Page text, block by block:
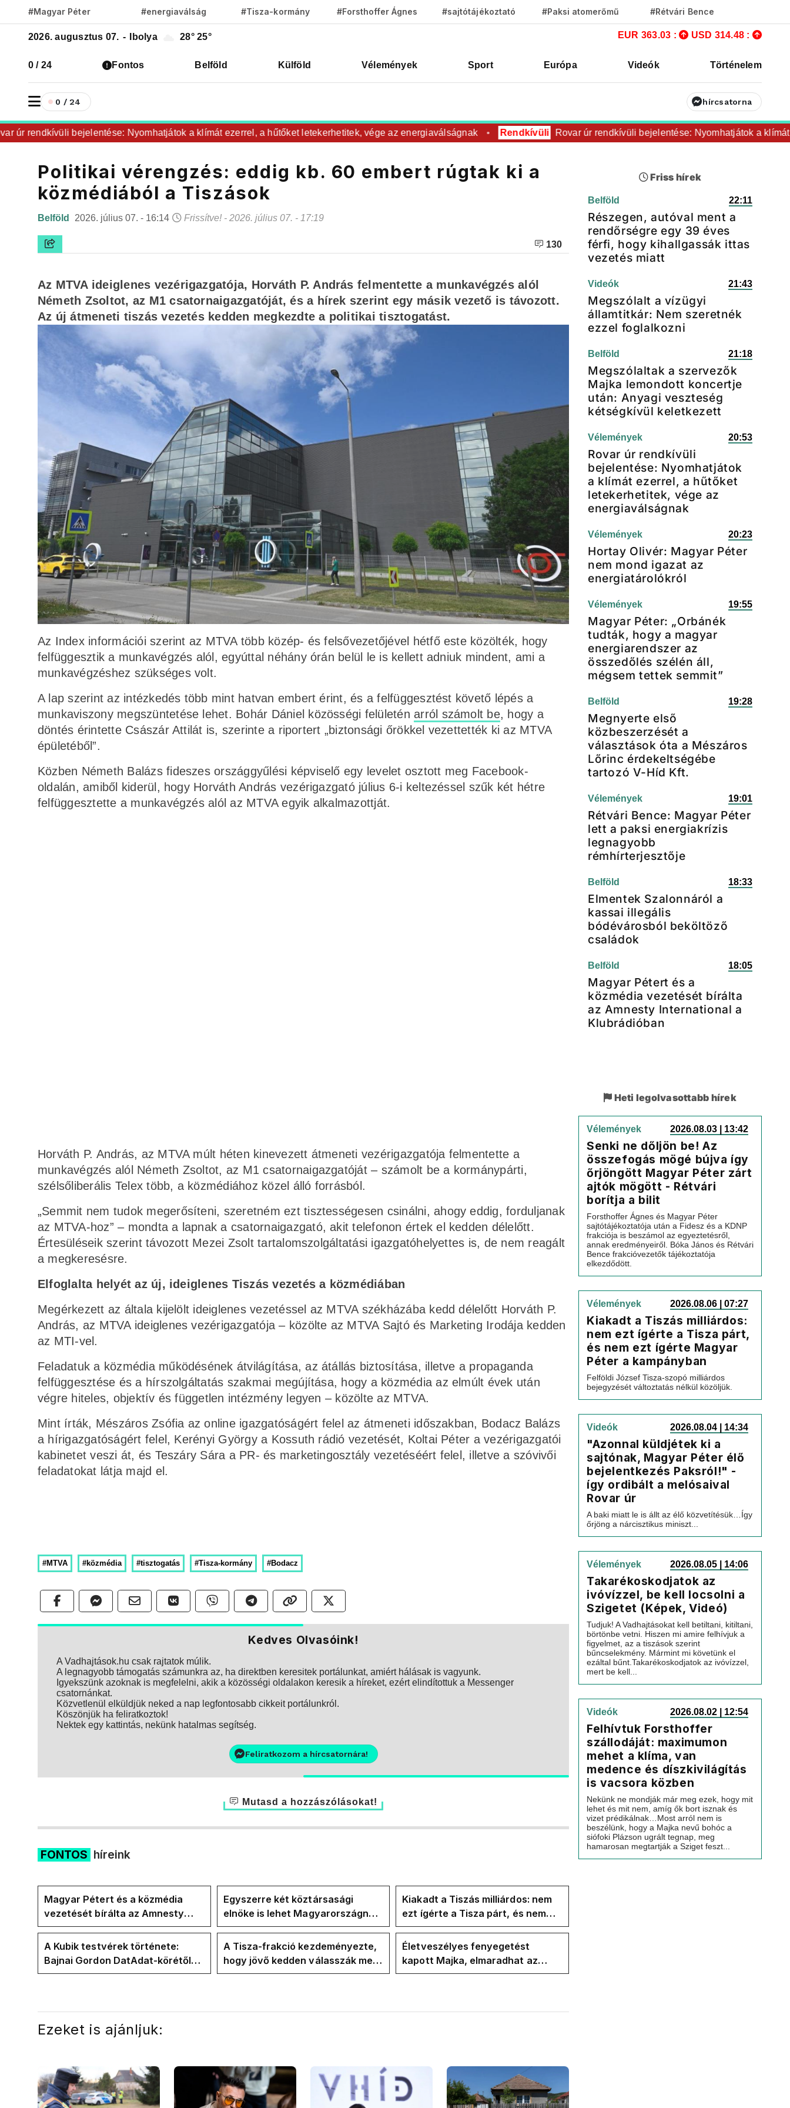
#Magyar Péter #energiaválság #Tisza-kormány #Forsthoffer Ágnes #sajtótájékoztató #Paksi atomerőmű #Rétvári Bence
2026. augusztus 07. - Ibolya 28° 25° EUR 363.03 : USD 314.48 :
0 / 24 Fontos Belföld Külföld Vélemények Sport Európa Videók Történelem
0 / 24 hírcsatorna
rendkívüli bejelentése: Nyomhatjátok a klímát ezerrel, a hűtőket letekerhetitek, vége az energiaválságnak Rendkívüli Rovar úr rendkívüli bejelentése: Nyomhatjátok a klímát
Politikai vérengzés: eddig kb. 60 embert rúgtak ki a
közmédiából a Tiszások
Belföld 2026. július 07. - 16:14 Frissítve! - 2026. július 07. - 17:19
130
Az MTVA ideiglenes vezérigazgatója, Horváth P. András felmentette a munkavégzés alól
Németh Zsoltot, az M1 csatornaigazgatóját, és a hírek szerint egy másik vezető is távozott.
Az új átmeneti tiszás vezetés kedden megkezdte a politikai tisztogatást.
Az Index információi szerint az MTVA több közép- és felsővezetőjével hétfő este közölték, hogy
felfüggesztik a munkavégzés alól, egyúttal néhány órán belül le is kellett adniuk mindent, ami a
munkavégzéshez szükséges volt.
A lap szerint az intézkedés több mint hatvan embert érint, és a felfüggesztést követő lépés a
munkaviszony megszüntetése lehet. Bohár Dániel közösségi felületénarról számolt be, hogy a
döntés érintette Császár Attilát is, szerinte a riportert „biztonsági őrökkel vezettették ki az MTVA
épületéből”.
Közben Németh Balázs fideszes országgyűlési képviselő egy levelet osztott meg Facebook-
oldalán, amiből kiderül, hogy Horváth András vezérigazgató július 6-i keltezéssel szűk két hétre
felfüggesztette a munkavégzés alól az MTVA egyik alkalmazottját.
Horváth P. András, az MTVA múlt héten kinevezett átmeneti vezérigazgatója felmentette a
munkavégzés alól Németh Zsoltot, az M1 csatornaigazgatóját – számolt be a kormánypárti,
szélsőliberális Telex több, a közmédiához közel álló forrásból.
„Semmit nem tudok megerősíteni, szeretném ezt tisztességesen csinálni, ahogy eddig, forduljanak
az MTVA-hoz” – mondta a lapnak a csatornaigazgató, akit telefonon értek el kedden délelőtt.
Értesüléseik szerint távozott Mezei Zsolt tartalomszolgáltatási igazgatóhelyettes is, de nem reagált
a megkeresésre.
Elfoglalta helyét az új, ideiglenes Tiszás vezetés a közmédiában
Megérkezett az általa kijelölt ideiglenes vezetéssel az MTVA székházába kedd délelőtt Horváth P.
András, az MTVA ideiglenes vezérigazgatója – közölte az MTVA Sajtó és Marketing Irodája kedden
az MTI-vel.
Feladatuk a közmédia működésének átvilágítása, az átállás biztosítása, illetve a propaganda
felfüggesztése és a hírszolgáltatás szakmai megújítása, hogy a közmédia az elmúlt évek után
végre hiteles, objektív és független intézmény legyen – közölte az MTVA.
Mint írták, Mészáros Zsófia az online igazgatóságért felel az átmeneti időszakban, Bodacz Balázs
a hírigazgatóságért felel, Kerényi György a Kossuth rádió vezetését, Koltai Péter a vezérigazgatói
kabinetet veszi át, és Teszáry Sára a PR- és marketingosztály vezetéséért felel, illetve a szóvivői
feladatokat látja majd el.
#MTVA #közmédia #tisztogatás #Tisza-kormány #Bodacz
Kedves Olvasóink!
A Vadhajtások.hu csak rajtatok múlik.
A legnagyobb támogatás számunkra az, ha direktben keresitek portálunkat, amiért hálásak is vagyunk.
Igyekszünk azoknak is megfelelni, akik a közösségi oldalakon keresik a híreket, ezért elindítottuk a Messenger
csatornánkat.
Közvetlenül elküldjük neked a nap legfontosabb cikkeit portálunkról.
Köszönjük ha feliratkoztok!
Nektek egy kattintás, nekünk hatalmas segítség.
Feliratkozom a hírcsatornára!
Mutasd a hozzászólásokat!
FONTOS híreink
Magyar Pétert és a közmédia
vezetését bírálta az Amnesty
International a Klubrádióban
Egyszerre két köztársasági
elnöke is lehet Magyarországnak
jövő hétre
Kiakadt a Tiszás milliárdos: nem
ezt ígérte a Tisza párt, és nem
ezt ígérte Magyar Péter a
kampányban
A Kubik testvérek története:
Bajnai Gordon DatAdat-körétől
az ECDA-n át Magyar Péter
A Tisza-frakció kezdeményezte,
hogy jövő kedden válasszák meg
az új köztársasági elnököt
Életveszélyes fenyegetést
kapott Majka, elmaradhat az
erdélyi koncertje
Ezeket is ajánljuk:
Friss hírek
Belföld 22:11
Részegen, autóval ment a
rendőrségre egy 39 éves
férfi, hogy kihallgassák ittas
vezetés miatt
Videók 21:43
Megszólalt a vízügyi
államtitkár: Nem szeretnék
ezzel foglalkozni
Belföld 21:18
Megszólaltak a szervezők
Majka lemondott koncertje
után: Anyagi veszteség
kétségkívül keletkezett
Vélemények 20:53
Rovar úr rendkívüli
bejelentése: Nyomhatjátok
a klímát ezerrel, a hűtőket
letekerhetitek, vége az
energiaválságnak
Vélemények 20:23
Hortay Olivér: Magyar Péter
nem mond igazat az
energiatárolókról
Vélemények 19:55
Magyar Péter: „Orbánék
tudták, hogy a magyar
energiarendszer az
összedőlés szélén áll,
mégsem tettek semmit”
Belföld 19:28
Megnyerte első
közbeszerzését a
választások óta a Mészáros
Lőrinc érdekeltségébe
tartozó V-Híd Kft.
Vélemények 19:01
Rétvári Bence: Magyar Péter
lett a paksi energiakrízis
legnagyobb
rémhírterjesztője
Belföld 18:33
Elmentek Szalonnáról a
kassai illegális
bódévárosból beköltöző
családok
Belföld 18:05
Magyar Pétert és a
közmédia vezetését bírálta
az Amnesty International a
Klubrádióban
Heti legolvasottabb hírek
Vélemények 2026.08.03 | 13:42
Senki ne dőljön be! Az
összefogás mögé bújva így
őrjöngött Magyar Péter zárt
ajtók mögött - Rétvári
borítja a bilit
Forsthoffer Ágnes és Magyar Péter
sajtótájékoztatója után a Fidesz és a KDNP
frakciója is beszámol az egyeztetésről,
annak eredményeiről. Bóka János és Rétvári
Bence frakcióvezetők tájékoztatója
elkezdődött.
Vélemények 2026.08.06 | 07:27
Kiakadt a Tiszás milliárdos:
nem ezt ígérte a Tisza párt,
és nem ezt ígérte Magyar
Péter a kampányban
Felföldi József Tisza-szopó milliárdos
bejegyzését változtatás nélkül közöljük.
Videók 2026.08.04 | 14:34
"Azonnal küldjétek ki a
sajtónak, Magyar Péter élő
bejelentkezés Paksról!" -
így ordibált a melósaival
Rovar úr
A baki miatt le is állt az élő közvetítésük…Így
őrjöng a nárcisztikus miniszt...
Vélemények 2026.08.05 | 14:06
Takarékoskodjatok az
ivóvízzel, be kell locsolni a
Szigetet (Képek, Videó)
Tudjuk! A Vadhajtásokat kell betiltani, kitiltani,
börtönbe vetni. Hiszen mi amire felhívjuk a
figyelmet, az a tiszások szerint
bűncselekmény. Mármint mi követünk el
ezáltal bűnt.Takarékoskodjatok az ivóvízzel,
mert be kell...
Videók 2026.08.02 | 12:54
Felhívtuk Forsthoffer
szállodáját: maximumon
mehet a klíma, van
medence és díszkivilágítás
is vacsora közben
Nekünk ne mondják már meg ezek, hogy mit
lehet és mit nem, amíg ők bort isznak és
vizet prédikálnak…Most arról nem is
beszélünk, hogy a Majka nevű bohóc a
siófoki Plázson ugrált tegnap, meg
hamarosan megtartják a Sziget feszt...